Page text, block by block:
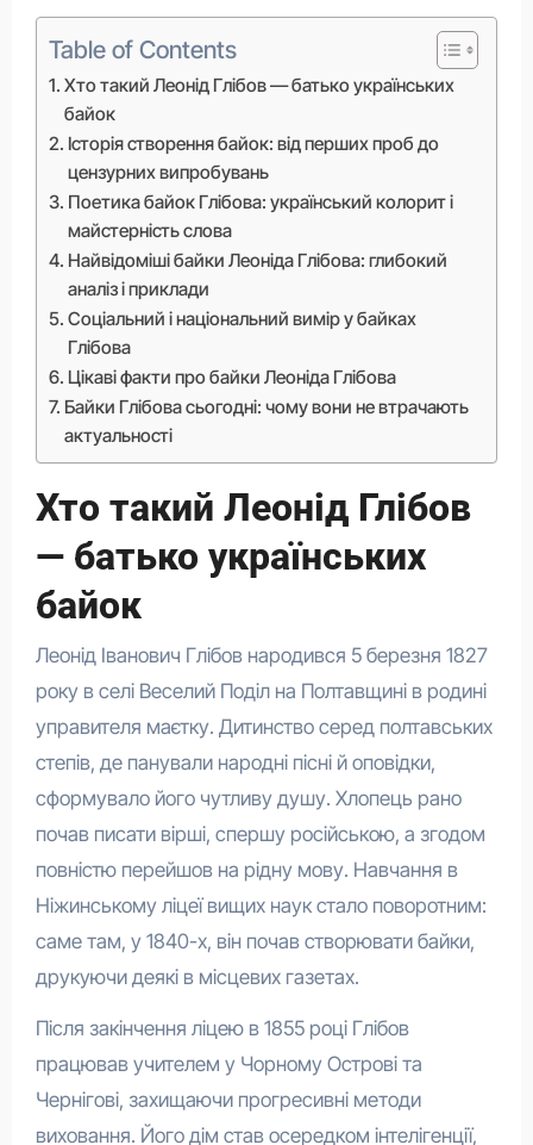
Table of Contents
Хто такий Леонід Глібов — батько українських
байок
Історія створення байок: від перших проб до
цензурних випробувань
Поетика байок Глібова: український колорит і
майстерність слова
Найвідоміші байки Леоніда Глібова: глибокий
аналіз і приклади
Соціальний і національний вимір у байках
Глібова
Цікаві факти про байки Леоніда Глібова
Байки Глібова сьогодні: чому вони не втрачають
актуальності
Хто такий Леонід Глібов
— батько українських
байок
Леонід Іванович Глібов народився 5 березня 1827
року в селі Веселий Поділ на Полтавщині в родині
управителя маєтку. Дитинство серед полтавських
степів, де панували народні пісні й оповідки,
сформувало його чутливу душу. Хлопець рано
почав писати вірші, спершу російською, а згодом
повністю перейшов на рідну мову. Навчання в
Ніжинському ліцеї вищих наук стало поворотним:
саме там, у 1840-х, він почав створювати байки,
друкуючи деякі в місцевих газетах.
Після закінчення ліцею в 1855 році Глібов
працював учителем у Чорному Острові та
Чернігові, захищаючи прогресивні методи
виховання. Його дім став осередком інтелігенції,